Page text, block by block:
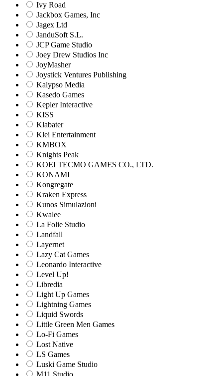
Ivy Road
Jackbox Games, Inc
Jagex Ltd
JanduSoft S.L.
JCP Game Studio
Joey Drew Studios Inc
JoyMasher
Joystick Ventures Publishing
Kalypso Media
Kasedo Games
Kepler Interactive
KISS
Klabater
Klei Entertainment
KMBOX
Knights Peak
KOEI TECMO GAMES CO., LTD.
KONAMI
Kongregate
Kraken Express
Kunos Simulazioni
Kwalee
La Folie Studio
Landfall
Layernet
Lazy Cat Games
Leonardo Interactive
Level Up!
Libredia
Light Up Games
Lightning Games
Liquid Swords
Little Green Men Games
Lo-Fi Games
Lost Native
LS Games
Luski Game Studio